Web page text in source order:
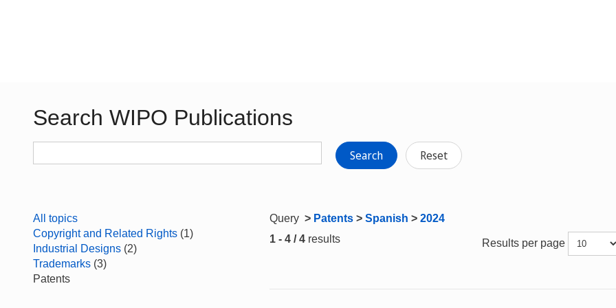
Search WIPO Publications
Search Reset
All topics
Copyright and Related Rights (1)
Industrial Designs (2)
Trademarks (3)
Patents
Query > Patents > Spanish > 2024
1 - 4 / 4 results Results per page